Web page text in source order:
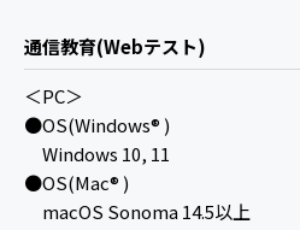
通信教育(Webテスト)
＜PC＞
●OS(Windows® )
Windows 10, 11
●OS(Mac® )
macOS Sonoma 14.5以上